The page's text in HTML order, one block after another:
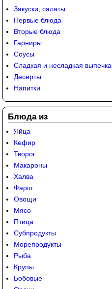
Закуски, салаты
Первые блюда
Вторые блюда
Гарниры
Соусы
Сладкая и несладкая выпечка
Десерты
Напитки
Блюда из
Яйца
Кефир
Творог
Макароны
Халва
Фарш
Овощи
Мясо
Птица
Субпродукты
Морепродукты
Рыба
Крупы
Бобовые